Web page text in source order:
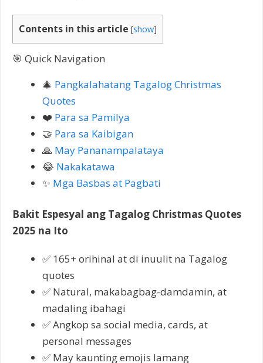
Contents in this article [show]
🎯 Quick Navigation
🎄 Pangkalahatang Tagalog Christmas
Quotes
❤️ Para sa Pamilya
🤝 Para sa Kaibigan
🙏 May Pananampalataya
😂 Nakakatawa
✨ Mga Basbas at Pagbati
Bakit Espesyal ang Tagalog Christmas Quotes
2025 na Ito
✅ 165+ orihinal at di inuulit na Tagalog
quotes
✅ Natural, makabagbag-damdamin, at
madaling ibahagi
✅ Angkop sa social media, cards, at
personal messages
✅ May kaunting emojis lamang